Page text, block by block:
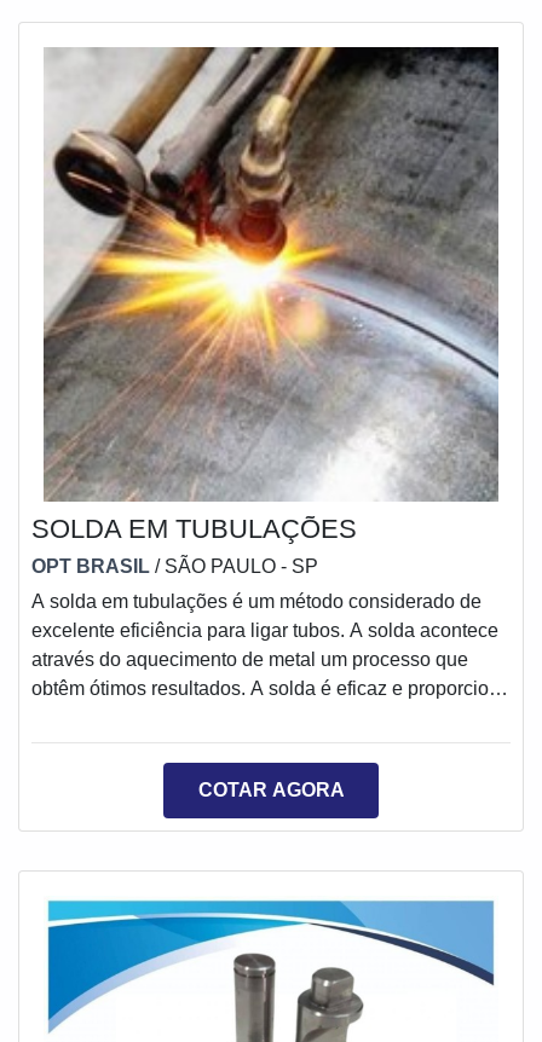
SOLDA EM TUBULAÇÕES
OPT BRASIL / SÃO PAULO - SP
A solda em tubulações é um método considerado de
excelente eficiência para ligar tubos. A solda acontece
através do aquecimento de metal um processo que
obtêm ótimos resultados. A solda é eficaz e proporciona
auxílio de um profissional especializado que transforma
realiza o procedimento, a peça também requer
COTAR AGORA